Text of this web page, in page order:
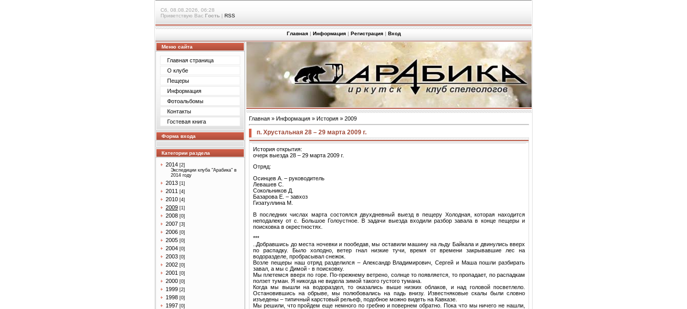
Сб, 08.08.2026, 06:28
Приветствую Вас Гость | RSS
Главная| Информация| Регистрация| Вход
Меню сайта
Главная страница
О клубе
Пещеры
Информация
Фотоальбомы
Контакты
Гостевая книга
Форма входа
Категории раздела
2014 [2]
Экспедиции клуба "Арабика" в
2014 году
2013 [1]
2011 [4]
2010 [4]
2009 [1]
2008 [0]
2007 [3]
2006 [0]
2005 [0]
2004 [0]
2003 [0]
2002 [0]
2001 [0]
2000 [0]
1999 [2]
1998 [0]
1997 [0]
Главная » Информация » История » 2009
п. Хрустальная 28 – 29 марта 2009 г.
История открытия:
очерк выезда 28 – 29 марта 2009 г.
Отряд:
Осинцев А. – руководитель
Левашев С.
Сокольников Д.
Базарова Е. – завхоз
Гизатуллина М.
В последних числах марта состоялся двухдневный выезд в пещеру Холодная, которая находится
неподалеку от с. Большое Голоустное. В задачи выезда входили разбор завала в конце пещеры и
поисковка в окрестностях.
***
..Добравшись до места ночевки и пообедав, мы оставили машину на льду Байкала и двинулись вверх
по распадку. Было холодно, ветер гнал низкие тучи, время от времени закрывавшие лес на
водоразделе, пробрасывал снежок.
Возле пещеры наш отряд разделился – Александр Владимирович, Сергей и Маша пошли разбирать
завал, а мы с Димой - в поисковку.
Мы плетемся вверх по горе. По-прежнему ветрено, солнце то появляется, то пропадает, по распадкам
ползет туман. Я никогда не видела зимой такого густого тумана.
Когда мы вышли на водораздел, то оказались выше низких облаков, и над головой посветлело.
Остановившись на обрыве, мы полюбовались на падь внизу. Известняковые скалы были словно
изъедены – типичный карстовый рельеф, подобное можно видеть на Кавказе.
Мы решили, что пройдем еще немного по гребню и повернем обратно. Пока что мы ничего не нашли,